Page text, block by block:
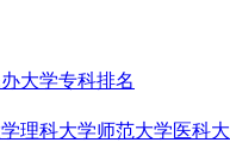
大学专科排名
理科大学师范大学医科